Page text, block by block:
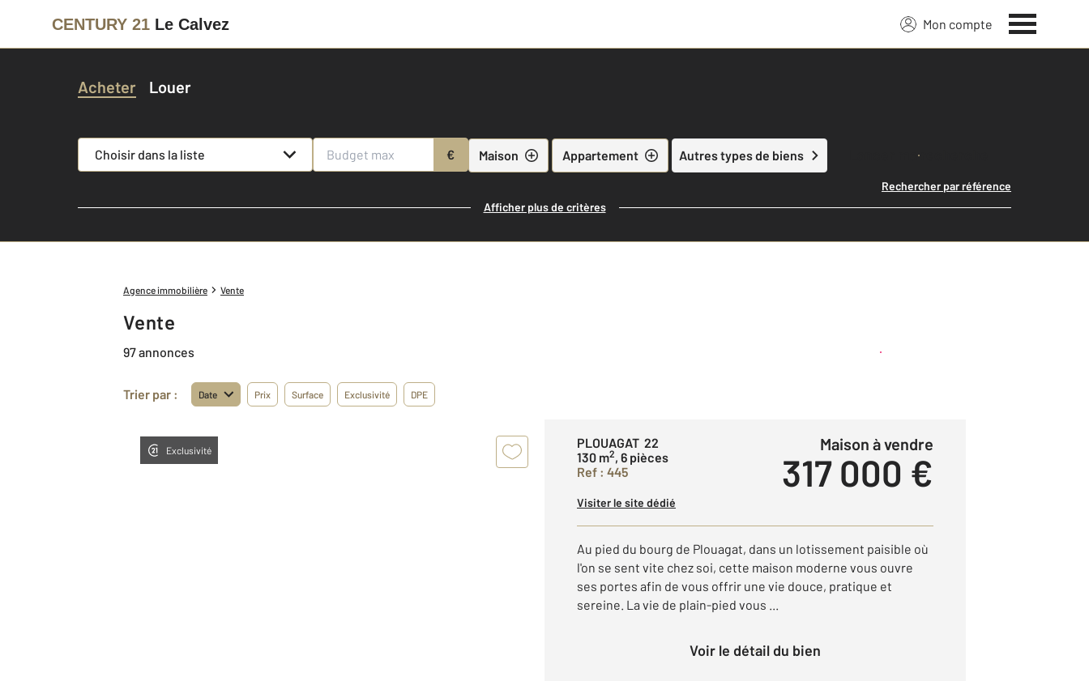
CENTURY 21 Le Calvez Mon compte
Acheter Louer
Choisir dans la liste € Maison Appartement Autres types de biens Lancer ma recherche
Rechercher par référence
Afficher plus de critères
Agence immobilière Vente
Vente
97 annonces Créer une alerte
Trier par : Date Prix Surface Exclusivité DPE
Exclusivité
PLOUAGAT 22
130 m2, 6 pièces
Ref : 445
Maison à vendre
317 000 €
Visiter le site dédié
Au pied du bourg de Plouagat, dans un lotissement paisible où
l'on se sent vite chez soi, cette maison moderne vous ouvre
ses portes afin de vous offrir une vie douce, pratique et
sereine. La vie de plain-pied vous ...
Voir le détail du bien